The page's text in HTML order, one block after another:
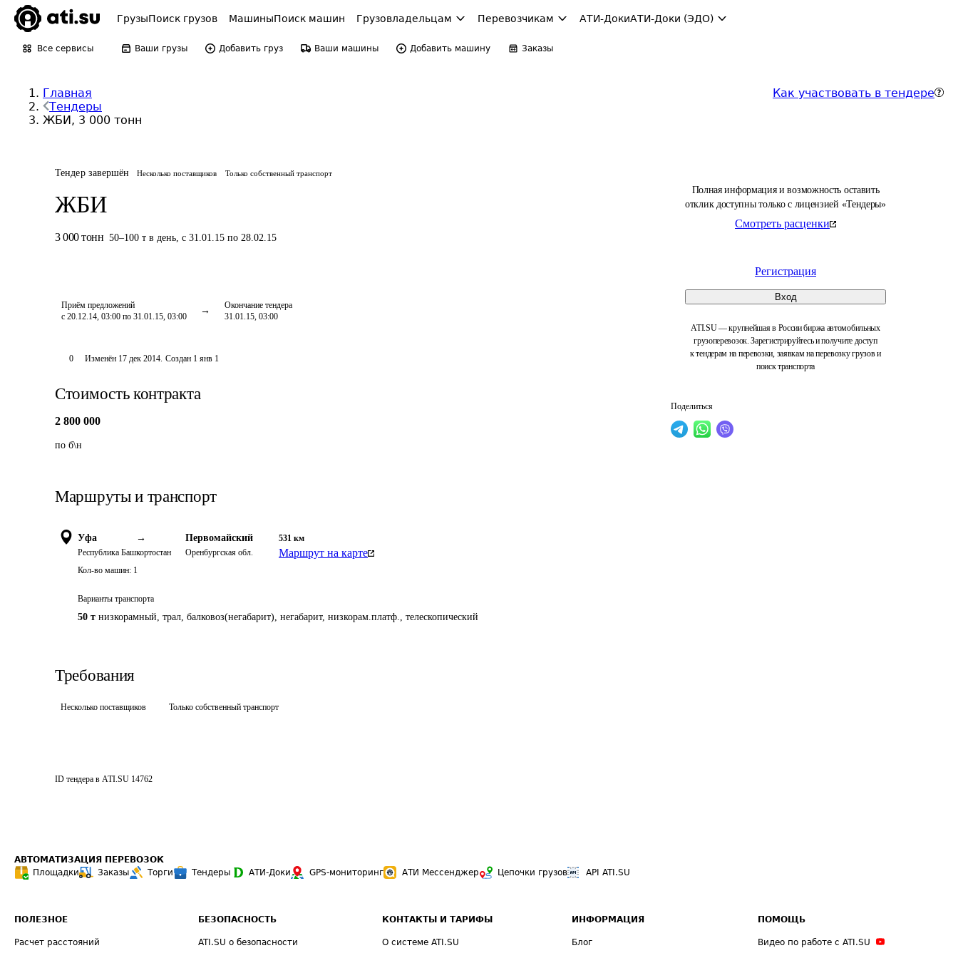
ГрузыПоиск грузов МашиныПоиск машин Грузовладельцам Перевозчикам АТИ-ДокиАТИ-Доки (ЭДО)
Все сервисы Ваши грузы Добавить груз Ваши машины Добавить машину Заказы
Главная
Тендеры
ЖБИ, 3 000 тонн
Как участвовать в тендере
Тендер завершён Несколько поставщиков Только собственный транспорт
ЖБИ
3 000 тонн 50–100 т в день, с 31.01.15 по 28.02.15
Приём предложений
с 20.12.14, 03:00 по 31.01.15, 03:00
Окончание тендера
31.01.15, 03:00
Полная информация и возможность оставить
отклик доступны только с лицензией «Тендеры»
Смотреть расценки
Регистрация
Вход
ATI.SU — крупнейшая в России биржа автомобильных
грузоперевозок. Зарегистрируйтесь и получите доступ
к тендерам на перевозки, заявкам на перевозку грузов и
поиск транспорта
Поделиться
0 Изменён 17 дек 2014. Создан 1 янв 1
Стоимость контракта
2 800 000
по б\н
Маршруты и транспорт
Уфа →
Республика Башкортостан
Первомайский
Оренбургская обл.
531 км
Маршрут на карте
Кол-во машин: 1
Варианты транспорта
50 т низкорамный, трал, балковоз(негабарит), негабарит, низкорам.платф., телескопический
Требования
Несколько поставщиков Только собственный транспорт
ID тендера в ATI.SU 14762
АВТОМАТИЗАЦИЯ ПЕРЕВОЗОК
Площадки
Заказы Торги Тендеры АТИ-Доки GPS-мониторинг АТИ Мессенджер Цепочки грузов API ATI.SU
ПОЛЕЗНОЕ
Расчет расстояний
БЕЗОПАСНОСТЬ
ATI.SU о безопасности
КОНТАКТЫ И ТАРИФЫ
О системе ATI.SU
ИНФОРМАЦИЯ
Блог
ПОМОЩЬ
Видео по работе с ATI.SU